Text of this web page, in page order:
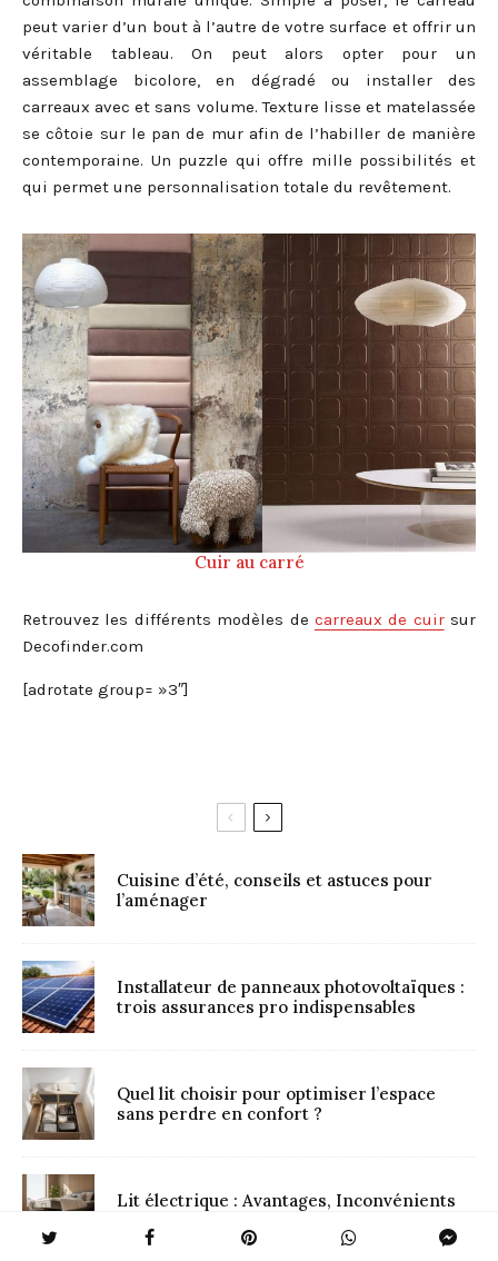
peut varier d’un bout à l’autre de votre surface et offrir un
véritable tableau. On peut alors opter pour un
assemblage bicolore, en dégradé ou installer des
carreaux avec et sans volume. Texture lisse et matelassée
se côtoie sur le pan de mur afin de l’habiller de manière
contemporaine. Un puzzle qui offre mille possibilités et
qui permet une personnalisation totale du revêtement.
Cuir au carré
Retrouvez les différents modèles de carreaux de cuirsur
Decofinder.com
[adrotate group= »3″]
Cuisine d’été, conseils et astuces pour
l’aménager
Installateur de panneaux photovoltaïques :
trois assurances pro indispensables
Quel lit choisir pour optimiser l’espace
sans perdre en confort ?
Lit électrique : Avantages, Inconvénients